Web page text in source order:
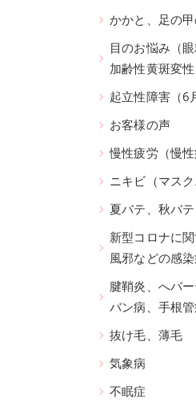
かかと、足の
目のお悩み（
加齢性黄斑変性
起立性障害（6
お客様の声
慢性疲労（慢性
ニキビ（マス
夏バテ、秋バテ
新型コロナに
風邪などの感
腱鞘炎、へバ
バン病、手根
抜け毛、薄毛
気象病
不眠症